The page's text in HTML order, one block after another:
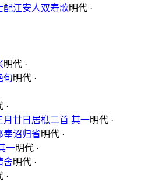
配江安人双寿歌明代 ·
明代 ·
句明代 ·
·
月廿日居樵二首 其一明代 ·
奉诏归省明代 ·
一明代 ·
舍明代 ·
·